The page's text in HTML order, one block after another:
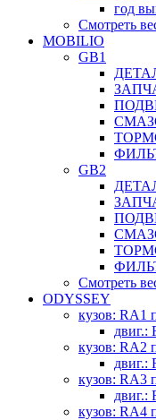
год
Смотреть
MOBILIO
GB1
GB2
Смотреть
ODYSSEY
кузов: RA1
двиг.:
кузов: RA2
двиг.:
кузов: RA3
двиг.:
кузов: RA4